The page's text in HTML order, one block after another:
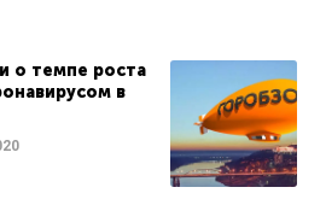
о темпе роста
в